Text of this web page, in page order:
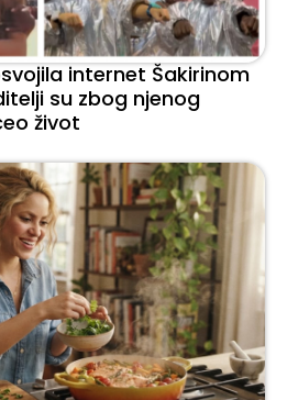
internet Šakirinom
su zbog njenog
život